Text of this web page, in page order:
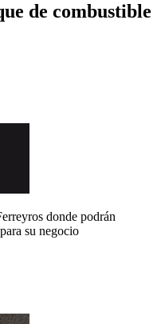
de combustible
donde podrán
su negocio